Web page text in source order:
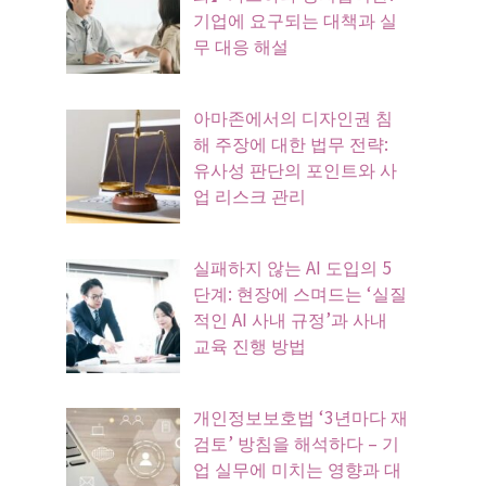
기업에 요구되는 대책과 실
무 대응 해설
아마존에서의 디자인권 침
해 주장에 대한 법무 전략:
유사성 판단의 포인트와 사
업 리스크 관리
실패하지 않는 AI 도입의 5
단계: 현장에 스며드는 ‘실질
적인 AI 사내 규정’과 사내
교육 진행 방법
개인정보보호법 ‘3년마다 재
검토’ 방침을 해석하다 – 기
업 실무에 미치는 영향과 대